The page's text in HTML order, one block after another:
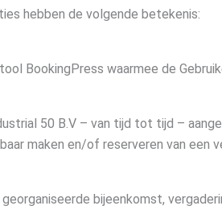
hebben de volgende betekenis:
BookingPress waarmee de
50 B.V – van tijd tot tijd –
maken en/of reserveren van een
georganiseerde bijeenkomst,